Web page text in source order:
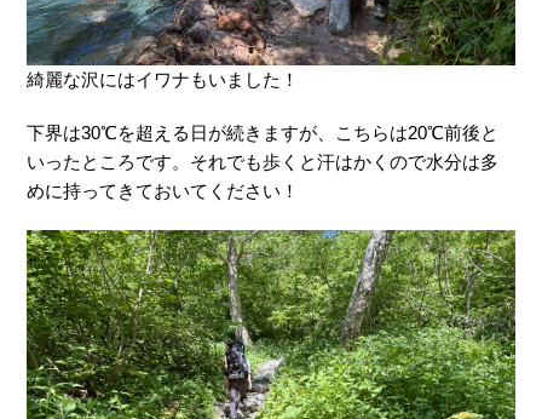
綺麗な沢にはイワナもいました！
下界は30℃を超える日が続きますが、こちらは20℃前後と
いったところです。それでも歩くと汗はかくので水分は多
めに持ってきておいてください！